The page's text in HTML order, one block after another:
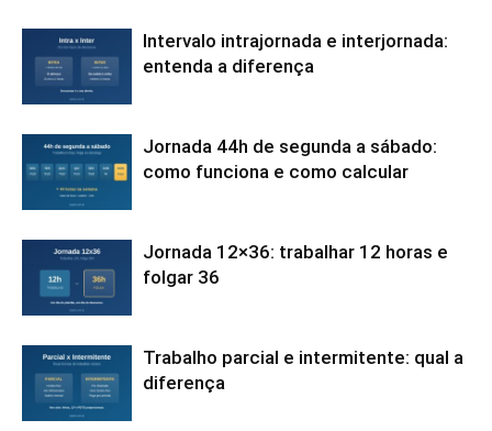
Intervalo intrajornada e interjornada:
entenda a diferença
Jornada 44h de segunda a sábado:
como funciona e como calcular
Jornada 12×36: trabalhar 12 horas e
folgar 36
Trabalho parcial e intermitente: qual a
diferença